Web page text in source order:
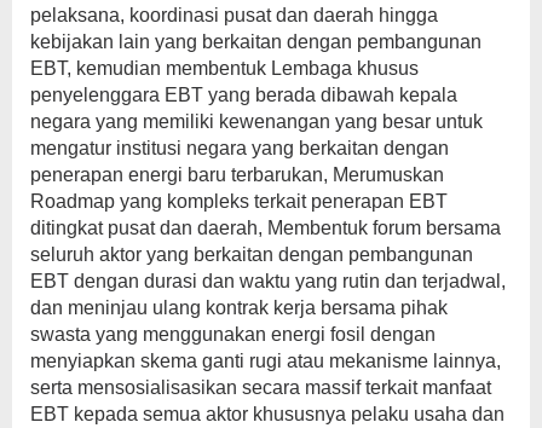
pelaksana, koordinasi pusat dan daerah hingga
kebijakan lain yang berkaitan dengan pembangunan
EBT, kemudian membentuk Lembaga khusus
penyelenggara EBT yang berada dibawah kepala
negara yang memiliki kewenangan yang besar untuk
mengatur institusi negara yang berkaitan dengan
penerapan energi baru terbarukan, Merumuskan
Roadmap yang kompleks terkait penerapan EBT
ditingkat pusat dan daerah, Membentuk forum bersama
seluruh aktor yang berkaitan dengan pembangunan
EBT dengan durasi dan waktu yang rutin dan terjadwal,
dan meninjau ulang kontrak kerja bersama pihak
swasta yang menggunakan energi fosil dengan
menyiapkan skema ganti rugi atau mekanisme lainnya,
serta mensosialisasikan secara massif terkait manfaat
EBT kepada semua aktor khususnya pelaku usaha dan